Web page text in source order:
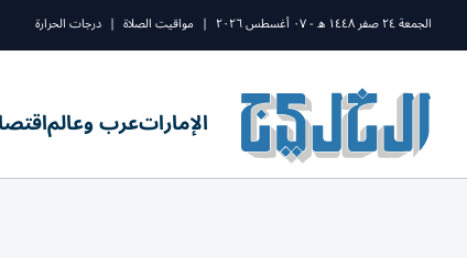
الجمعة ٢٤ صفر ١٤٤٨ ه - ٠٧ أغسطس ٢٠٢٦ | مواقيت الصلاة | درجات الحرارة
الإماراتعرب وعالم